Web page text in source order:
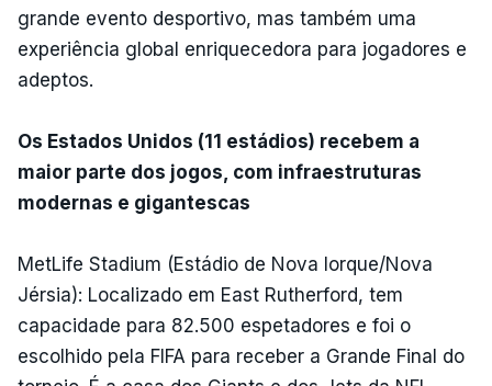
grande evento desportivo, mas também uma
experiência global enriquecedora para jogadores e
adeptos.
Os Estados Unidos (11 estádios) recebem a
maior parte dos jogos, com infraestruturas
modernas e gigantescas
MetLife Stadium (Estádio de Nova Iorque/Nova
Jérsia): Localizado em East Rutherford, tem
capacidade para 82.500 espetadores e foi o
escolhido pela FIFA para receber a Grande Final do